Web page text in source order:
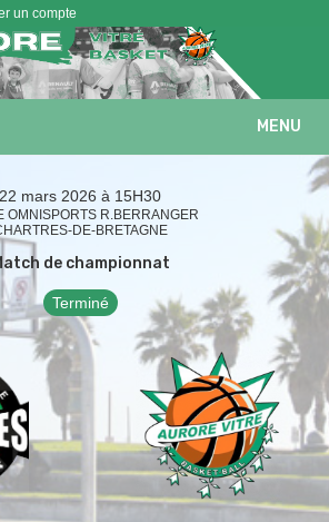
un compte
MENU
22 mars 2026 à 15H30
OMNISPORTS R.BERRANGER
DE-BRETAGNE
de championnat
Terminé
cookies